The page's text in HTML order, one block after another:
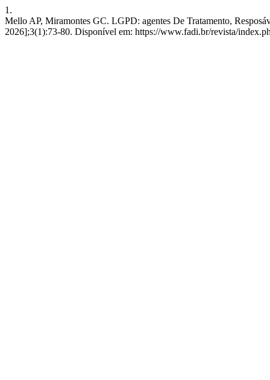
1.
Mello AP, Miramontes GC. LGPD: agentes De Tratamento,
2026];3(1):73-80. Disponível em: https://www.fadi.br/revista/